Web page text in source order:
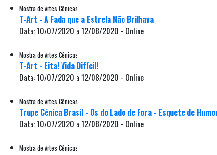
Mostra de Artes Cênicas
T-Art - A Fada que a Estrela Não Brilhava
Data: 10/07/2020 a 12/08/2020 - Online
Mostra de Artes Cênicas
T-Art - Eita! Vida Difícil!
Data: 10/07/2020 a 12/08/2020 - Online
Mostra de Artes Cênicas
Trupe Cênica Brasil - Os do Lado de Fora - Esquete de
Data: 10/07/2020 a 12/08/2020 - Online
Mostra de Artes Cênicas